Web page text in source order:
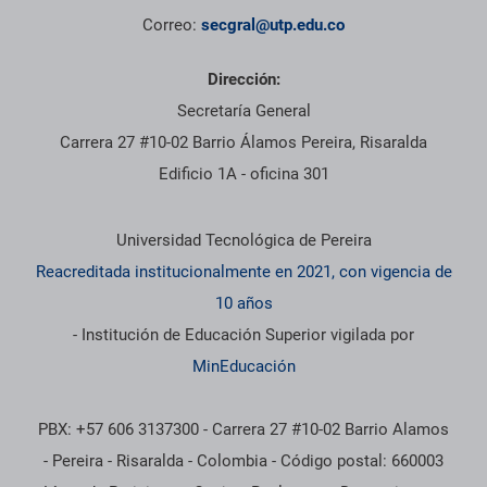
Correo: secgral@utp.edu.co
Dirección:
Secretaría General
Carrera 27 #10-02 Barrio Álamos Pereira, Risaralda
Edificio 1A - oficina 301
Información institucional
Universidad Tecnológica de Pereira
Reacreditada institucionalmente en 2021, con vigencia de
10 años
- Institución de Educación Superior vigilada por
MinEducación
PBX: +57 606 3137300 - Carrera 27 #10-02 Barrio Alamos
- Pereira - Risaralda - Colombia - Código postal: 660003